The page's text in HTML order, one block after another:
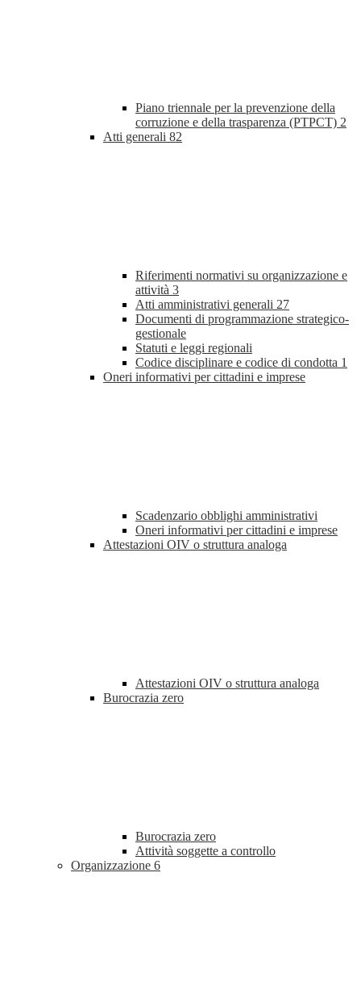
Piano triennale per la prevenzione della
corruzione e della trasparenza (PTPCT) 2
Atti generali 82
Riferimenti normativi su organizzazione e
attività 3
Atti amministrativi generali 27
Documenti di programmazione strategico-
gestionale
Statuti e leggi regionali
Codice disciplinare e codice di condotta 1
Oneri informativi per cittadini e imprese
Scadenzario obblighi amministrativi
Oneri informativi per cittadini e imprese
Attestazioni OIV o struttura analoga
Attestazioni OIV o struttura analoga
Burocrazia zero
Burocrazia zero
Attività soggette a controllo
Organizzazione 6